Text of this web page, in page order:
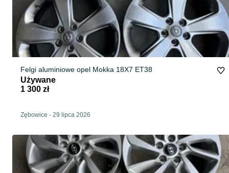
Felgi aluminiowe opel Mokka 18X7 ET38
Używane
1 300 zł
Zębowice - 29 lipca 2026